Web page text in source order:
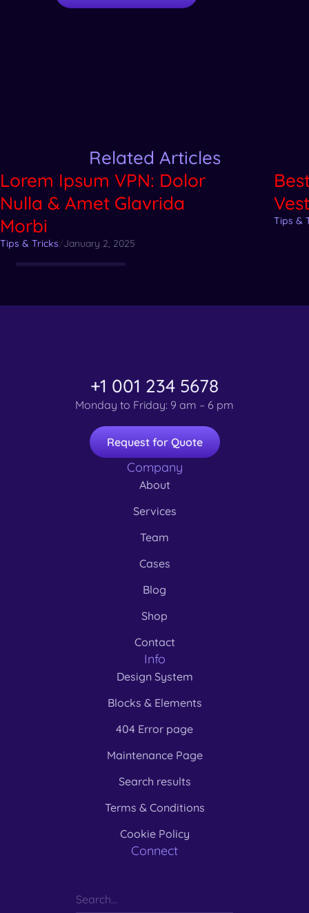
Related Articles
Lorem Ipsum VPN: Dolor
Nulla & Amet Glavrida
Morbi
Tips & Tricks/January 2, 2025
Tips &
+1 001 234 5678
Monday to Friday: 9 am – 6 pm
Request for Quote
Company
About
Services
Team
Cases
Blog
Shop
Contact
Info
Design System
Blocks & Elements
404 Error page
Maintenance Page
Search results
Terms & Conditions
Cookie Policy
Connect